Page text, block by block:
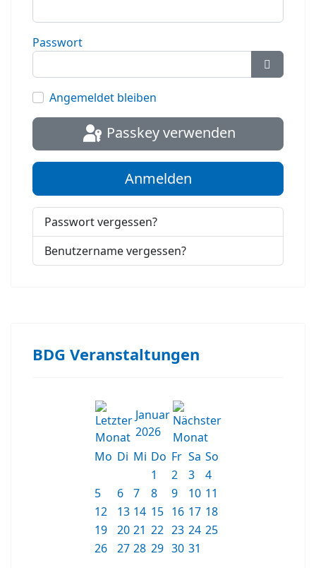
Passwort
Angemeldet bleiben
Passkey verwenden
Anmelden
Passwort vergessen?
Benutzername vergessen?
BDG Veranstaltungen
Januar
2026
Mo Di Mi Do Fr Sa So
1
2 3
4
5
6 7 8 9 10 11
12
13 14 15 16 17 18
19
20 21 22 23 24 25
26
27 28 29 30 31